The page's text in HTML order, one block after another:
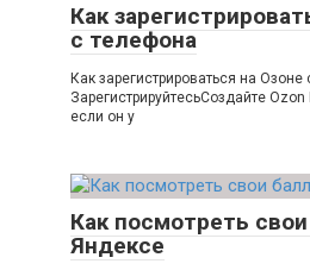
Как
с телефона
Как зарегистрироваться на Озоне
ЗарегистрируйтесьСоздайте Ozon
если он у
Как посмотреть
Яндексе